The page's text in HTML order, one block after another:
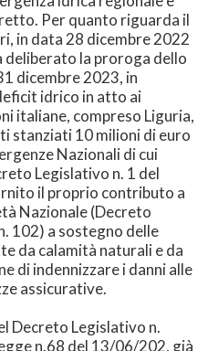
Per quanto riguarda il
in data 28 dicembre 2022
deliberato la proroga dello
dicembre 2023, in
idrico in atto ai
italiane, compreso Liguria,
stanziati 10 milioni di euro
Nazionali di cui
Legislativo n. 1 del
il proprio contributo a
Nazionale (Decreto
102) a sostegno delle
da calamità naturali e da
di indennizzare i danni alle
assicurative.
Decreto Legislativo n.
n.68 del 13/06/202, già